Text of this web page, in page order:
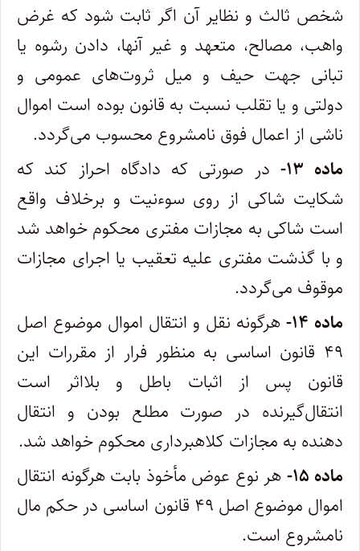
شخص ثالث و نظایر آن اگر ثابت شود که غرض
واهب، مصالح، متعهد و غیر آنها، دادن رشوه یا
تبانی جهت حیف و میل ثروت‌های عمومی و
دولتی و یا تقلب نسبت به قانون بوده است اموال
ناشی از اعمال فوق نامشروع محسوب می‌گردد.
ماده ۱۳-
در صورتی که دادگاه احراز کند که
شکایت شاکی از روی سوء‌نیت و برخلاف واقع
است شاکی به مجازات مفتری محکوم خواهد شد
و با گذشت مفتری علیه تعقیب یا اجرای مجازات
موقوف می‌گردد.
ماده ۱۴-
هر‌گونه نقل و انتقال اموال موضوع اصل
۴۹ قانون اساسی به منظور فرار از مقررات این
قانون پس از اثبات باطل و بلااثر است
انتقال‌گیرنده در صورت مطلع بودن و انتقال
دهنده به مجازات کلاهبرداری محکوم خواهد شد.
ماده ۱۵-
هر نوع عوض مأخوذ بابت هر‌گونه انتقال
اموال موضوع اصل ۴۹ قانون اساسی در حکم مال
نامشروع است.